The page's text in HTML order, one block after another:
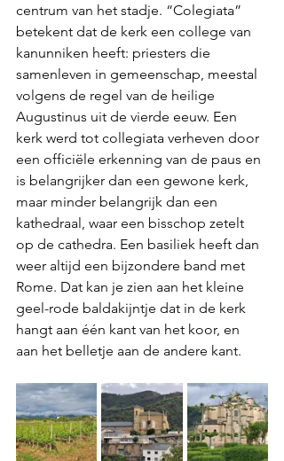
centrum van het stadje. “Colegiata”
betekent dat de kerk een college van
kanunniken heeft: priesters die
samenleven in gemeenschap, meestal
volgens de regel van de heilige
Augustinus uit de vierde eeuw. Een
kerk werd tot collegiata verheven door
een officiële erkenning van de paus en
is belangrijker dan een gewone kerk,
maar minder belangrijk dan een
kathedraal, waar een bisschop zetelt
op de cathedra. Een basiliek heeft dan
weer altijd een bijzondere band met
Rome. Dat kan je zien aan het kleine
geel-rode baldakijntje dat in de kerk
hangt aan één kant van het koor, en
aan het belletje aan de andere kant.